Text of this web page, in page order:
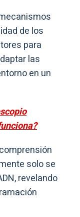
de los
para
las
en un
solo se
revelando